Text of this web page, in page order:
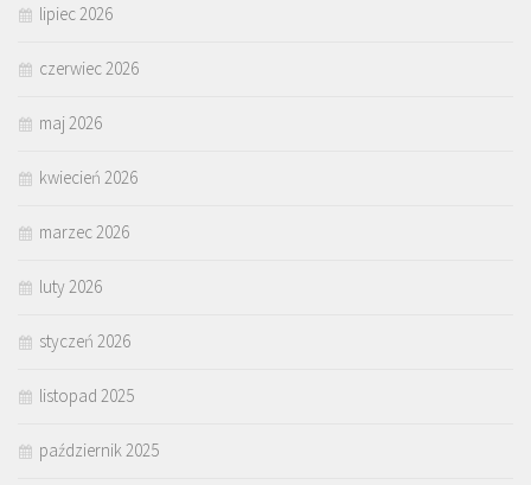
lipiec 2026
czerwiec 2026
maj 2026
kwiecień 2026
marzec 2026
luty 2026
styczeń 2026
listopad 2025
październik 2025